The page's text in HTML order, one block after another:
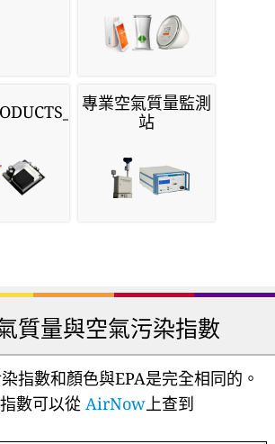
專業空氣質量監測
站
質量與空氣污染指數
指數和顏色與EPA是完全相同的。
數可以從 AirNow上查到